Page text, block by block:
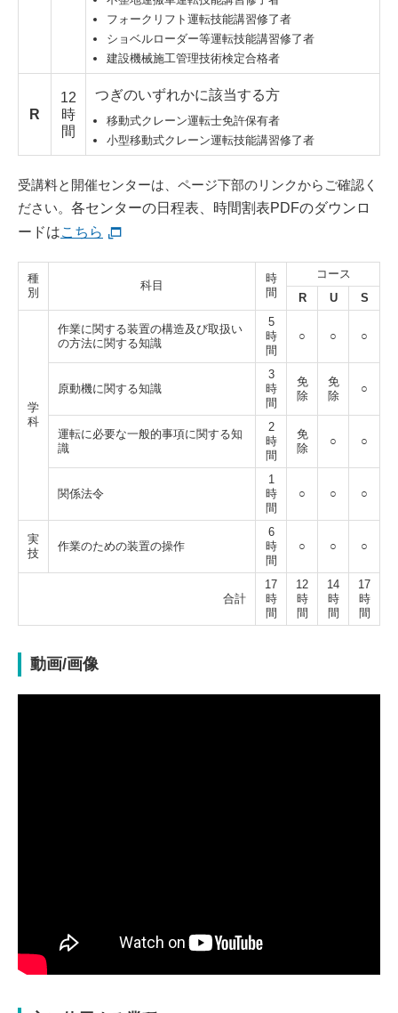
フォークリフト運転技能講習修了者
ショベルローダー等運転技能講習修了者
建設機械施工管理技術検定合格者
R
12
時
間
つぎのいずれかに該当する方
移動式クレーン運転士免許保有者
小型移動式クレーン運転技能講習修了者
受講料と開催センターは、ページ下部のリンクからご確認く
ださい。 各センターの日程表、時間割表PDFのダウンロ
ードはこちら
種
別
科目
時
間
コース
R
U S
学
科
作業に関する装置の構造及び取扱い
の方法に関する知識
5
時
間
○ ○ ○
原動機に関する知識
3
時
間
免
除
免
除
○
運転に必要な一般的事項に関する知
識
2
時
間
免
除
○ ○
関係法令
1
時
間
○ ○ ○
実
技
作業のための装置の操作
6
時
間
○ ○ ○
合計
17
時
間
12
時
間
14
時
間
17
時
間
動画/画像